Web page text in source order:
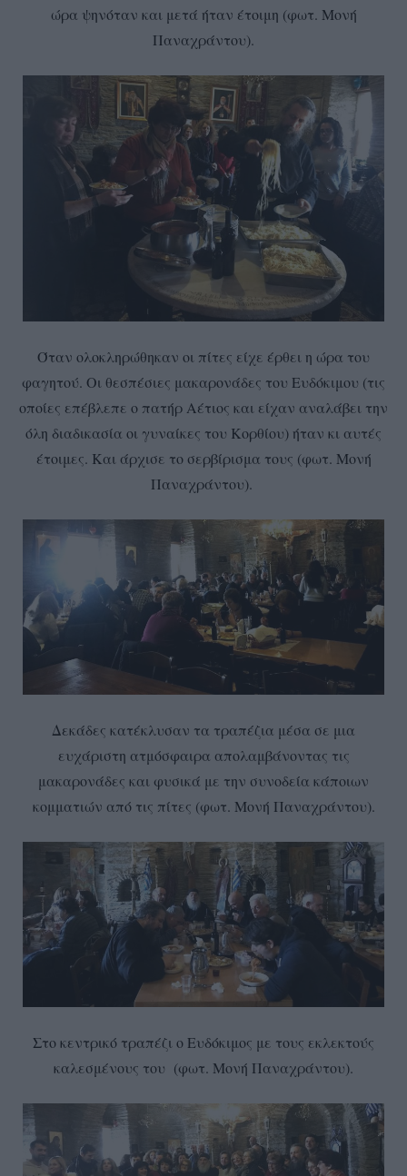
ώρα ψηνόταν και μετά ήταν έτοιμη (φωτ. Μονή
Παναχράντου).
Όταν ολοκληρώθηκαν οι πίτες είχε έρθει η ώρα του
φαγητού. Οι θεσπέσιες μακαρονάδες του Ευδόκιμου (τις
οποίες επέβλεπε ο πατήρ Αέτιος και είχαν αναλάβει την
όλη διαδικασία οι γυναίκες του Κορθίου) ήταν κι αυτές
έτοιμες. Και άρχισε το σερβίρισμα τους (φωτ. Μονή
Παναχράντου).
Δεκάδες κατέκλυσαν τα τραπέζια μέσα σε μια
ευχάριστη ατμόσφαιρα απολαμβάνοντας τις
μακαρονάδες και φυσικά με την συνοδεία κάποιων
κομματιών από τις πίτες (φωτ. Μονή Παναχράντου).
Στο κεντρικό τραπέζι ο Ευδόκιμος με τους εκλεκτούς
καλεσμένους του (φωτ. Μονή Παναχράντου).